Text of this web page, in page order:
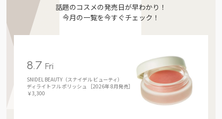
話題のコスメの発売日が早わかり！
今月の一覧を今すぐチェック！
8.7 Fri
SNIDEL BEAUTY（スナイデル ビューティ）
ディライトフル ポリッシュ ［2026年 8月発売］
￥3,300